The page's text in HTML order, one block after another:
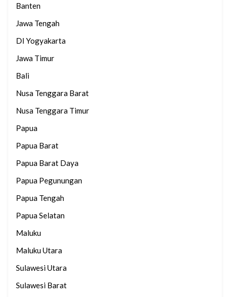
Banten
Jawa Tengah
DI Yogyakarta
Jawa Timur
Bali
Nusa Tenggara Barat
Nusa Tenggara Timur
Papua
Papua Barat
Papua Barat Daya
Papua Pegunungan
Papua Tengah
Papua Selatan
Maluku
Maluku Utara
Sulawesi Utara
Sulawesi Barat